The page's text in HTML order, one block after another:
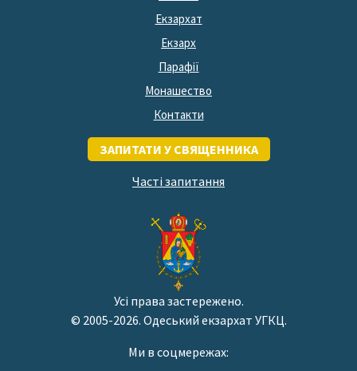
Екзархат
Екзарх
Парафії
Монашество
Контакти
ЗАПИТАТИ У СВЯЩЕННИКА
Часті запитання
Усі права застережено.
© 2005-2026. Одеський екзархат УГКЦ.
Ми в соцмережах: